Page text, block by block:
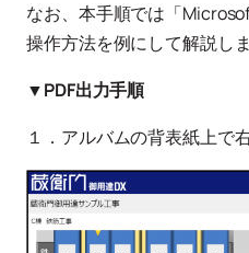
なお、本手順では「
操作方法を例にして解説しま
▼PDF出力手順
１．アルバムの背表紙上で